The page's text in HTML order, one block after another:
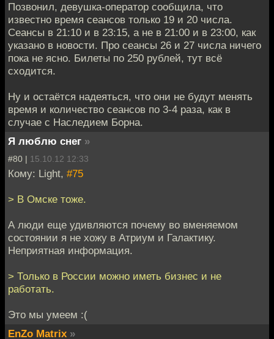
Позвонил, девушка-оператор сообщила, что
известно время сеансов только 19 и 20 числа.
Сеансы в 21:10 и в 23:15, а не в 21:00 и в 23:00, как
указано в новости. Про сеансы 26 и 27 числа ничего
пока не ясно. Билеты по 250 рублей, тут всё
сходится.
Ну и остаётся надеяться, что они не будут менять
время и количество сеансов по 3-4 раза, как в
случае с Наследием Борна.
Я люблю снег »
#80 | 15.10.12 12:33
Кому: Light, #75
> В Омске тоже.
А люди еще удивляются почему во вменяемом
состоянии я не хожу в Атриум и Галактику.
Неприятная информация.
> Только в России можно иметь бизнес и не
работать.
Это мы умеем :(
EnZo Matrix »